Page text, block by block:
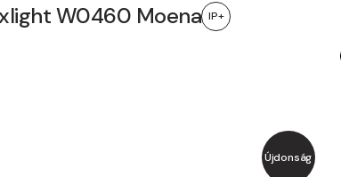
W0460 Moena IP+
Újdonság